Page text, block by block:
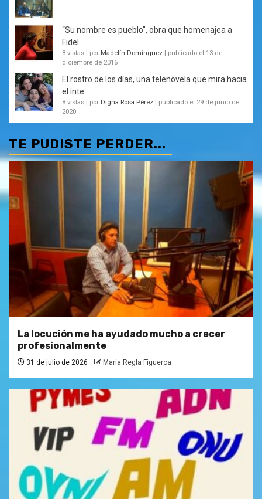
“Su nombre es pueblo”, obra que homenajea a
Fidel
8 vistas | por Madelín Domínguez | publicado el 13 de
diciembre de 2016
El rostro de los días, una telenovela que mira hacia
el inte...
8 vistas | por Digna Rosa Pérez | publicado el 29 de junio de
2020
TE PUDISTE PERDER...
La locución me ha ayudado mucho a crecer
profesionalmente
31 de julio de 2026 María Regla Figueroa